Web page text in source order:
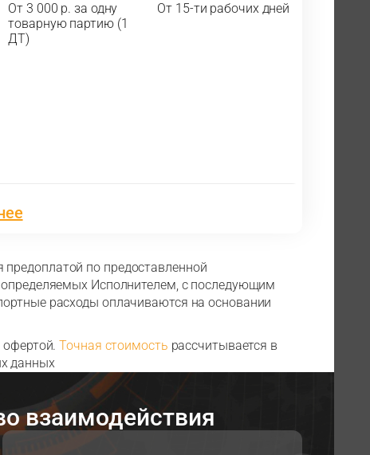
От 3 000 р. за одну
товарную партию (1
ДТ)
От 15-ти рабочих дней
по предоставленной
определяемых Исполнителем, с последующим
расходы оплачиваются на основании
офертой.Точная стоимость рассчитывается в
данных
взаимодействия